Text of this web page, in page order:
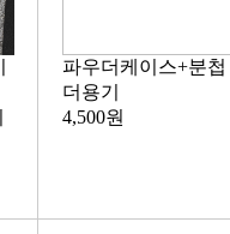
파우더케이스+분
더용기
4,500원